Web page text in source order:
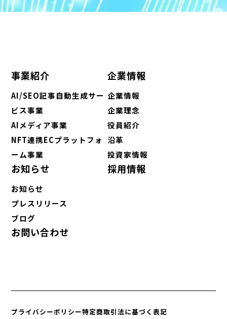
事業紹介
AI/SEO記事自動生成サー
ビス事業
AIメディア事業
NFT連携ECプラットフォ
ーム事業
企業情報
企業情報
企業理念
役員紹介
沿革
投資家情報
お知らせ
お知らせ
プレスリリース
ブログ
採用情報
お問い合わせ
プライバシーポリシー特定商取引法に基づく表記